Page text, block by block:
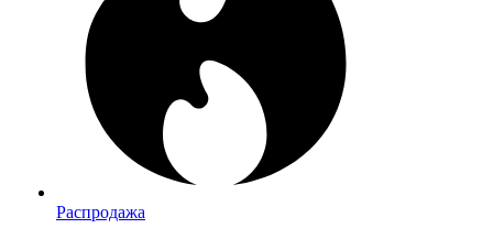
Распродажа